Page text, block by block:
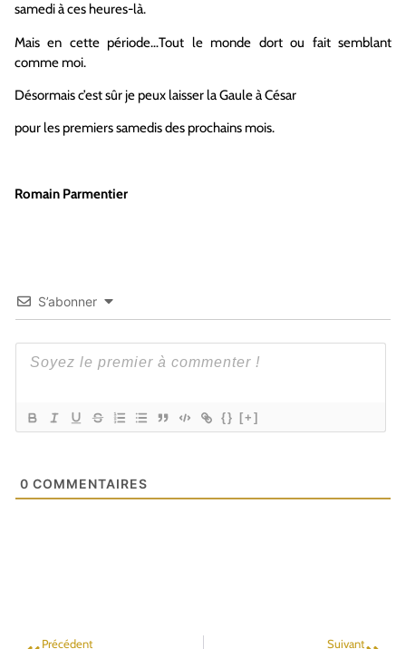
samedi à ces heures-là.
Mais en cette période…Tout le monde dort ou fait semblant
comme moi.
Désormais c’est sûr je peux laisser la Gaule à César
pour les premiers samedis des prochains mois.
Romain Parmentier
S’abonner
{} [+]
0 COMMENTAIRES
Précédent Suivant